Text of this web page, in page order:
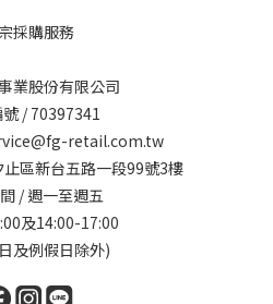
採購服務
業股份有限公司
/ 70397341
retail.com.tw
區新台五路一段99號3樓
/ 週一至週五
及14:00-17:00
及例假日除外)